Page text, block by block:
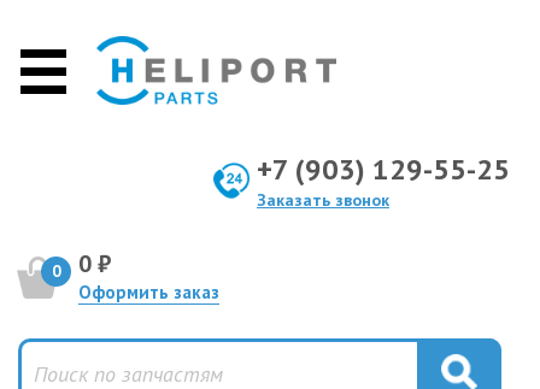
+7 (903) 129-55-25
Заказать звонок
0 0 ₽
Оформить заказ